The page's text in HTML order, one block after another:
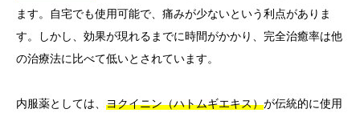
ます。自宅でも使用可能で、痛みが少ないという利点がありま
す。しかし、効果が現れるまでに時間がかかり、完全治癒率は他
の治療法に比べて低いとされています。
内服薬としては、 ヨクイニン（ハトムギエキス）が伝統的に使用